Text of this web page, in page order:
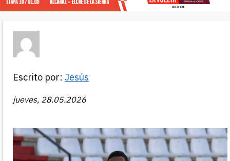
Escrito por: Jesús
jueves, 28.05.2026